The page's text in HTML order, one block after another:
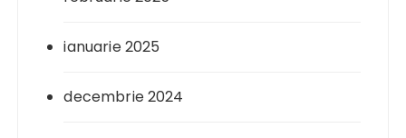
ianuarie 2025
decembrie 2024